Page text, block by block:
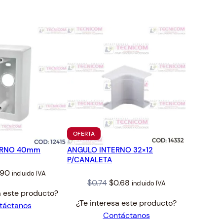
40mm
Current
is:
$2.90.
incluido IVA
este producto?
OFERTAPRODUCTO
EN
OFERTA
ANGULO INTERNO 32×12
P/CANALETA
$0.74 Original
was:
$0.68Current
is:
incluido IVA
¿Te interesa este producto?
Contáctanos